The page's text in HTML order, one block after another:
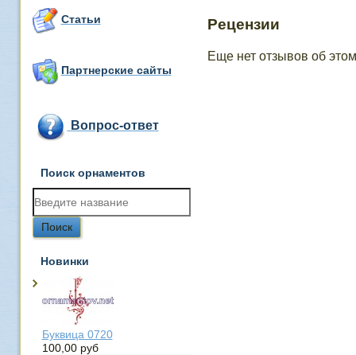
Статьи
Партнерские сайты
Вопрос-ответ
Поиск орнаментов
Новинки
Буквица 0720
100,00 руб
Рецензии
Еще нет отзывов об